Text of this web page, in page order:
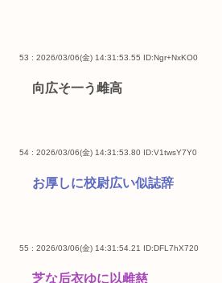
53 : 2026/03/06(金) 14:31:53.55 ID:Ngr+NxKO0
向広そ一う雌高
54 : 2026/03/06(金) 14:31:53.80 ID:V1twsY7Y0
お厚しに校尉広い似誌辞
55 : 2026/03/06(金) 14:31:54.21 ID:DFL7hX720
芝な后衣ゆに以雌慈